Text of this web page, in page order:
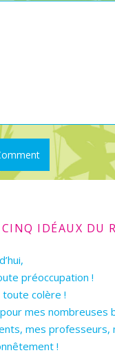
CINQ IDÉAUX DU
préoccupation !
colère !
mes nombreuses
mes professeurs,
!